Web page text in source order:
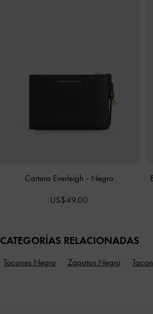
Cartera Everleigh - Negro
US$49.00
CATEGORÍAS RELACIONADAS
Tacones Negro Zapatos Negro